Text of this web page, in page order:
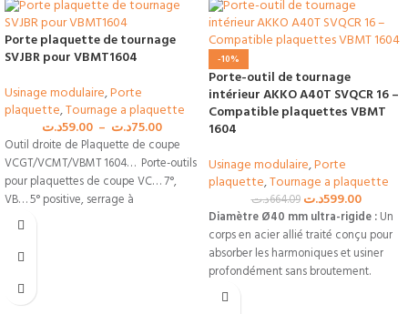
Porte plaquette de tournage
SVJBR pour VBMT1604
Usinage modulaire,Porte
plaquette,Tournage a plaquette
59.00د.ت – 75.00د.ت
Outil droite de Plaquette de coupe
VCGT/VCMT/VBMT 1604… Porte-outils
pour plaquettes de coupe VC… 7°,
VB… 5° positive, serrage à
-10%
Porte-outil de tournage
intérieur AKKO A40T SVQCR 16 –
Compatible plaquettes VBMT
1604
Usinage modulaire,Porte
plaquette,Tournage a plaquette
664.09د.ت 599.00د.ت
Diamètre Ø40 mm ultra-rigide : Un
corps en acier allié traité conçu pour
absorber les harmoniques et usiner
profondément sans broutement.
Serrage par vis de précision :